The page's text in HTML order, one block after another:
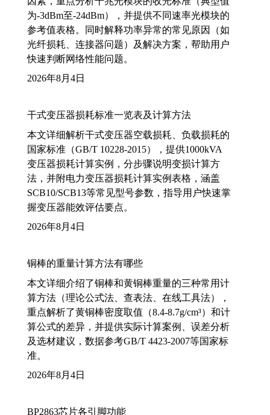
为-3dBm至-24dBm），并提供不同速率光模块的
参考值表格。同时解释功率异常的常见原因（如
光纤损耗、连接器问题）及解决方案，帮助用户
快速判断网络性能问题。
2026年8月4日
干式变压器损耗标准一览表及计算方法
本文详细解析干式变压器空载损耗、负载损耗的
国家标准（GB/T 10228-2015），提供1000kVA
变压器损耗计算实例，分步骤说明变损计算方
法，并附电力变压器损耗计算实例表格，涵盖
SCB10/SCB13等常见型号参数，指导用户快速掌
握变压器能效评估要点。
2026年8月4日
铜棒的重量计算方法有哪些
本文详细介绍了铜棒和黄铜棒重量的三种常用计
算方法（理论公式法、查表法、在线工具法），
重点解析了黄铜棒密度取值（8.4-8.7g/cm³）和计
算公式的差异，并提供实际计算案例、误差分析
及选材建议，数据参考GB/T 4423-2007等国家标
准。
2026年8月4日
BP2863芯片各引脚功能